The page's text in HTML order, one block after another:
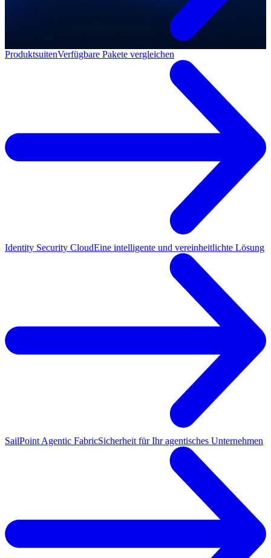
ProduktsuitenVerfügbare Pakete vergleichen
Identity Security CloudEine intelligente und vereinheitlichte Lösung
SailPoint Agentic FabricSicherheit für Ihr agentisches Unternehmen